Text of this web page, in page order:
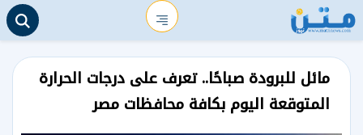
مائل للبرودة صباحًا.. تعرف على درجات الحرارة
المتوقعة اليوم بكافة محافظات مصر